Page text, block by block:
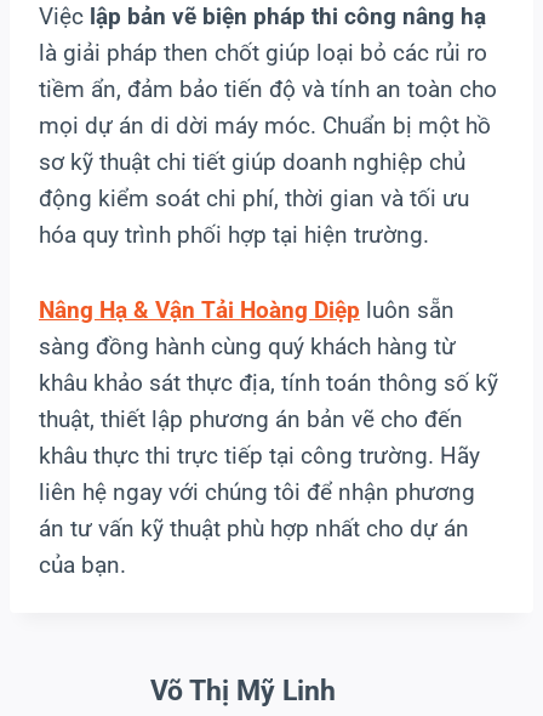
Việc lập bản vẽ biện pháp thi công nâng hạ
là giải pháp then chốt giúp loại bỏ các rủi ro
tiềm ẩn, đảm bảo tiến độ và tính an toàn cho
mọi dự án di dời máy móc. Chuẩn bị một hồ
sơ kỹ thuật chi tiết giúp doanh nghiệp chủ
động kiểm soát chi phí, thời gian và tối ưu
hóa quy trình phối hợp tại hiện trường.
Nâng Hạ & Vận Tải Hoàng Diệp luôn sẵn
sàng đồng hành cùng quý khách hàng từ
khâu khảo sát thực địa, tính toán thông số kỹ
thuật, thiết lập phương án bản vẽ cho đến
khâu thực thi trực tiếp tại công trường. Hãy
liên hệ ngay với chúng tôi để nhận phương
án tư vấn kỹ thuật phù hợp nhất cho dự án
của bạn.
Võ Thị Mỹ Linh